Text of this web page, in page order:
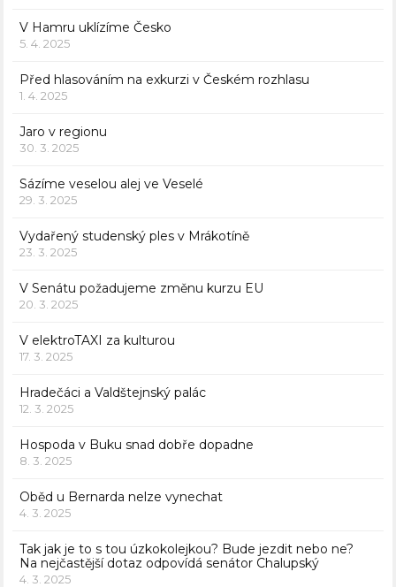
V Hamru uklízíme Česko
5. 4. 2025
Před hlasováním na exkurzi v Českém rozhlasu
1. 4. 2025
Jaro v regionu
30. 3. 2025
Sázíme veselou alej ve Veselé
29. 3. 2025
Vydařený studenský ples v Mrákotíně
23. 3. 2025
V Senátu požadujeme změnu kurzu EU
20. 3. 2025
V elektroTAXI za kulturou
17. 3. 2025
Hradečáci a Valdštejnský palác
12. 3. 2025
Hospoda v Buku snad dobře dopadne
8. 3. 2025
Oběd u Bernarda nelze vynechat
4. 3. 2025
Tak jak je to s tou úzkokolejkou? Bude jezdit nebo ne?
Na nejčastější dotaz odpovídá senátor Chalupský
4. 3. 2025